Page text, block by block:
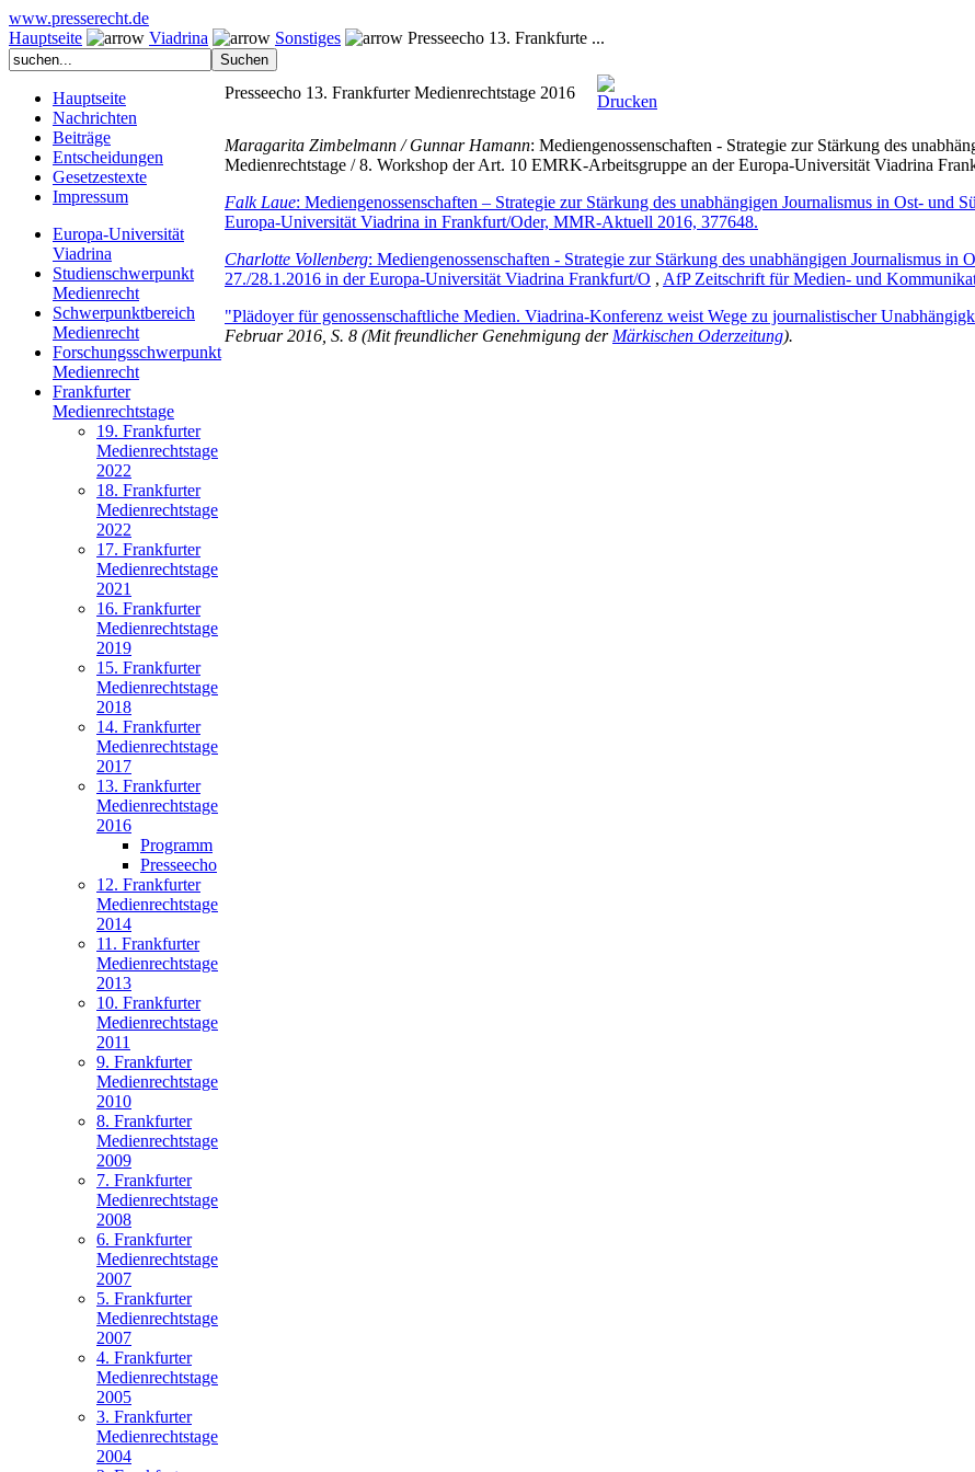
www.presserecht.de
Hauptseite
Viadrina Sonstiges Presseecho 13. Frankfurte ...
Hauptseite
Nachrichten
Beiträge
Entscheidungen
Gesetzestexte
Impressum
Europa-Universität
Viadrina
Studienschwerpunkt
Medienrecht
Schwerpunktbereich
Medienrecht
Forschungsschwerpunkt
Medienrecht
Frankfurter
Medienrechtstage
19. Frankfurter
Medienrechtstage
2022
18. Frankfurter
Medienrechtstage
2022
17. Frankfurter
Medienrechtstage
2021
16. Frankfurter
Medienrechtstage
2019
15. Frankfurter
Medienrechtstage
2018
14. Frankfurter
Medienrechtstage
2017
13. Frankfurter
Medienrechtstage
2016
Programm
Presseecho
12. Frankfurter
Medienrechtstage
2014
11. Frankfurter
Medienrechtstage
2013
10. Frankfurter
Medienrechtstage
2011
9. Frankfurter
Medienrechtstage
2010
8. Frankfurter
Medienrechtstage
2009
7. Frankfurter
Medienrechtstage
2008
6. Frankfurter
Medienrechtstage
2007
5. Frankfurter
Medienrechtstage
2007
4. Frankfurter
Medienrechtstage
2005
3. Frankfurter
Medienrechtstage
2004
Presseecho 13. Frankfurter Medienrechtstage 2016
Maragarita Zimbelmann / Gunnar Hamann: Mediengenossenschaften - Strategie zur Stärkung des
Medienrechtstage / 8. Workshop der Art. 10 EMRK-Arbeitsgruppe an der Europa-Universität Viadrina
Falk Laue: Mediengenossenschaften – Strategie zur Stärkung des unabhängigen Journalismus in Ost- und
Europa-Universität Viadrina in Frankfurt/Oder, MMR-Aktuell 2016, 377648.
Charlotte Vollenberg: Mediengenossenschaften - Strategie zur Stärkung des unabhängigen Journalismus in
27./28.1.2016 in der Europa-Universität Viadrina Frankfurt/O , AfP Zeitschrift für Medien- und
"Plädoyer für genossenschaftliche Medien. Viadrina-Konferenz weist Wege zu journalistischer
Februar 2016, S. 8 (Mit freundlicher Genehmigung der Märkischen Oderzeitung).